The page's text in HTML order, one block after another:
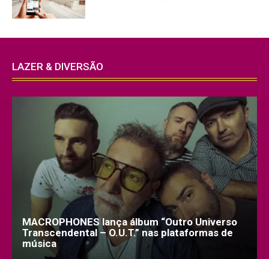
LAZER & DIVERSÃO
MACROPHONES lança álbum “Outro Universo
Transcendental – O.U.T.” nas plataformas de
música